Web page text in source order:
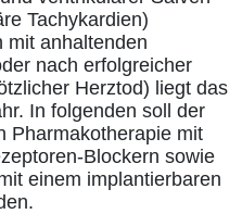
Tachykardien)
mit anhaltenden
nach erfolgreicher
Herztod) liegt das
In folgenden soll der
Pharmakotherapie mit
Blockern sowie
einem implantierbaren